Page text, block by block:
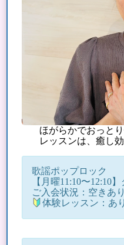
ほがらかでおっと
レッスンは、癒し
歌謡ポップロック
【月曜11:10〜12:10
ご入会状況：空きあり
体験レッスン：あり